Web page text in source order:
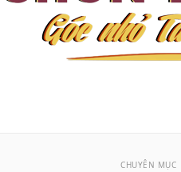
CHUYÊN MỤC